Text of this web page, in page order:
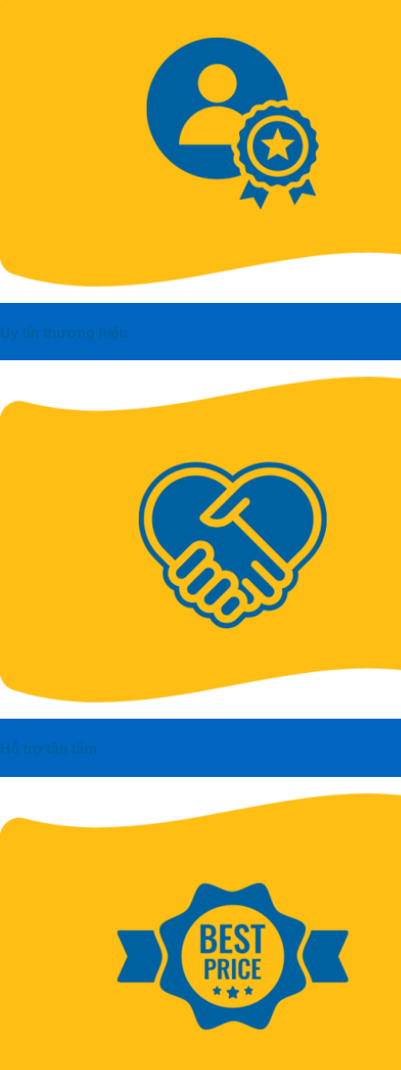
Uy tín thương hiệu
Hỗ trợ tận tâm